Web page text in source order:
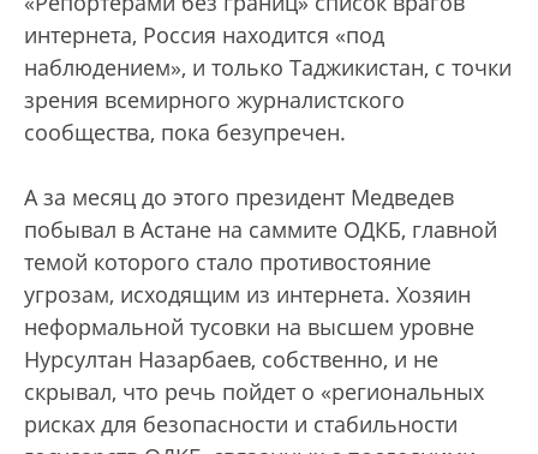
интернета, Россия находится «под
наблюдением», и только Таджикистан, с точки
зрения всемирного журналистского
сообщества, пока безупречен.
А за месяц до этого президент Медведев
побывал в Астане на саммите ОДКБ, главной
темой которого стало противостояние
угрозам, исходящим из интернета. Хозяин
неформальной тусовки на высшем уровне
Нурсултан Назарбаев, собственно, и не
скрывал, что речь пойдет о «региональных
рисках для безопасности и стабильности